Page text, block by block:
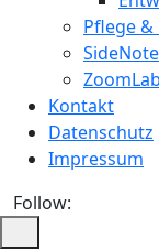
Pflege
Kontakt
Datenschutz
Impressum
Follow: